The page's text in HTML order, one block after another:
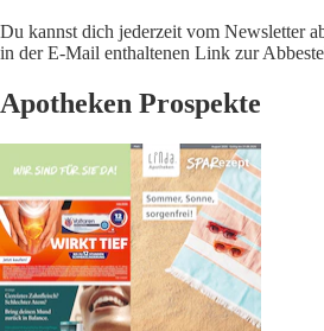
Du kannst dich jederzeit vom Newsletter
in der E-Mail enthaltenen Link zur
Apotheken Prospekte